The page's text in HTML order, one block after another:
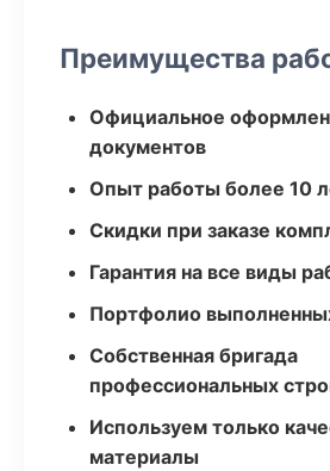
Преимущества
Официальное
документов
Опыт работы более 10
Скидки при заказе
Гарантия на все виды
Портфолио
Собственная бригада
профессиональных
Используем только
материалы